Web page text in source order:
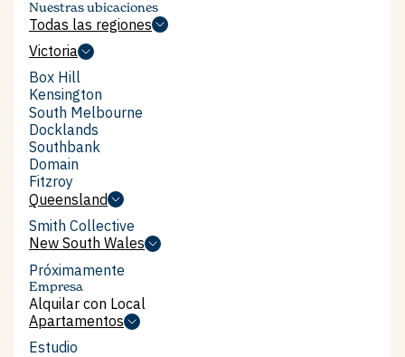
Nuestras ubicaciones
Todas las regiones
Todas las regiones
Victoria
Victoria
Box Hill
Box Hill
Kensington
Kensington
South Melbourne
South Melbourne
Docklands
Docklands
Southbank
Southbank
Domain
Domain
Fitzroy
Fitzroy
Queensland
Queensland
Smith Collective
Smith Collective
New South Wales
New South Wales
Próximamente
Empresa
Alquilar con Local
Alquilar con Local
Apartamentos
Apartamentos
Estudio